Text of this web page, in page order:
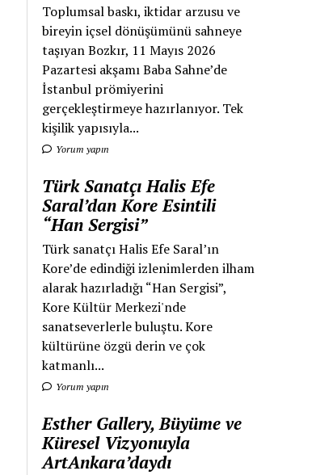
Toplumsal baskı, iktidar arzusu ve
bireyin içsel dönüşümünü sahneye
taşıyan Bozkır, 11 Mayıs 2026
Pazartesi akşamı Baba Sahne’de
İstanbul prömiyerini
gerçekleştirmeye hazırlanıyor. Tek
kişilik yapısıyla...
Yorum yapın
Türk Sanatçı Halis Efe
Saral’dan Kore Esintili
“Han Sergisi”
Türk sanatçı Halis Efe Saral’ın
Kore’de edindiği izlenimlerden ilham
alarak hazırladığı “Han Sergisi”,
Kore Kültür Merkezi'nde
sanatseverlerle buluştu. Kore
kültürüne özgü derin ve çok
katmanlı...
Yorum yapın
Esther Gallery, Büyüme ve
Küresel Vizyonuyla
ArtAnkara’daydı